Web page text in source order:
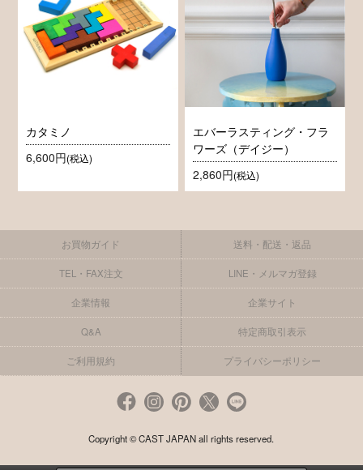
カタミノ
6,600円(税込)
エバーラスティング・フラ
ワーズ（デイジー）
2,860円(税込)
お買物ガイド 送料・配送・返品
TEL・FAX注文 LINE・メルマガ登録
企業情報 企業サイト
Q&A 特定商取引表示
ご利用規約 プライバシーポリシー
Copyright © CAST JAPAN all rights reserved.